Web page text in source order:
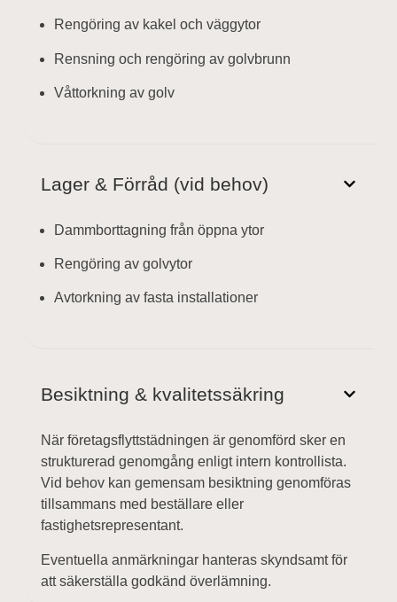
Rengöring av kakel och väggytor
Rensning och rengöring av golvbrunn
Våttorkning av golv
Lager & Förråd (vid behov)
Dammborttagning från öppna ytor
Rengöring av golvytor
Avtorkning av fasta installationer
Besiktning & kvalitetssäkring
När företagsflyttstädningen är genomförd sker en
strukturerad genomgång enligt intern kontrollista.
Vid behov kan gemensam besiktning genomföras
tillsammans med beställare eller
fastighetsrepresentant.
Eventuella anmärkningar hanteras skyndsamt för
att säkerställa godkänd överlämning.